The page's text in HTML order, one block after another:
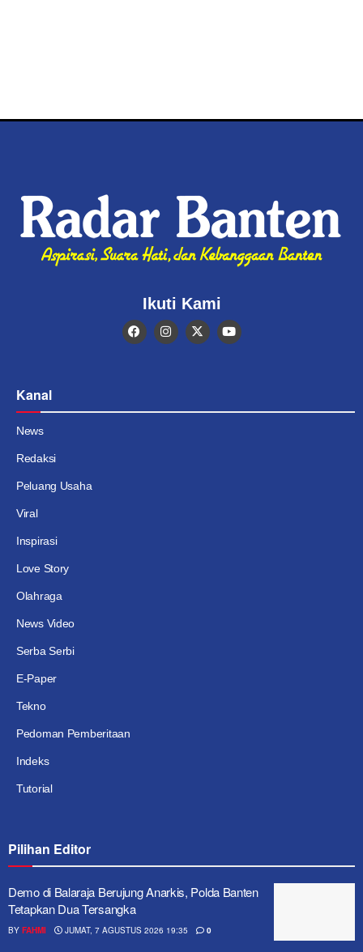
Ikuti Kami
Kanal
News
Redaksi
Peluang Usaha
Viral
Inspirasi
Love Story
Olahraga
News Video
Serba Serbi
E-Paper
Tekno
Pedoman Pemberitaan
Indeks
Tutorial
Pilihan Editor
Demo di Balaraja Berujung Anarkis, Polda Banten
Tetapkan Dua Tersangka
BY FAHMI JUMAT, 7 AGUSTUS 2026 19:35 0